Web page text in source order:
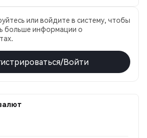
или войдите в систему, чтобы
больше информации о
Войти